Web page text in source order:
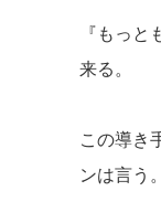
『もっ
来る。
この導き
ンは言う。